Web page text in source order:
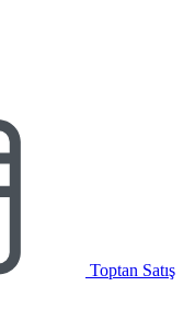
Toptan Satış